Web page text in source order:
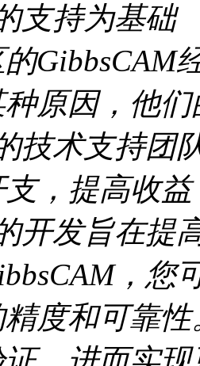
支持为基础
GibbsCAM
原因，他
技术支持团
，提高收益
开发旨在提
，您
度和可靠